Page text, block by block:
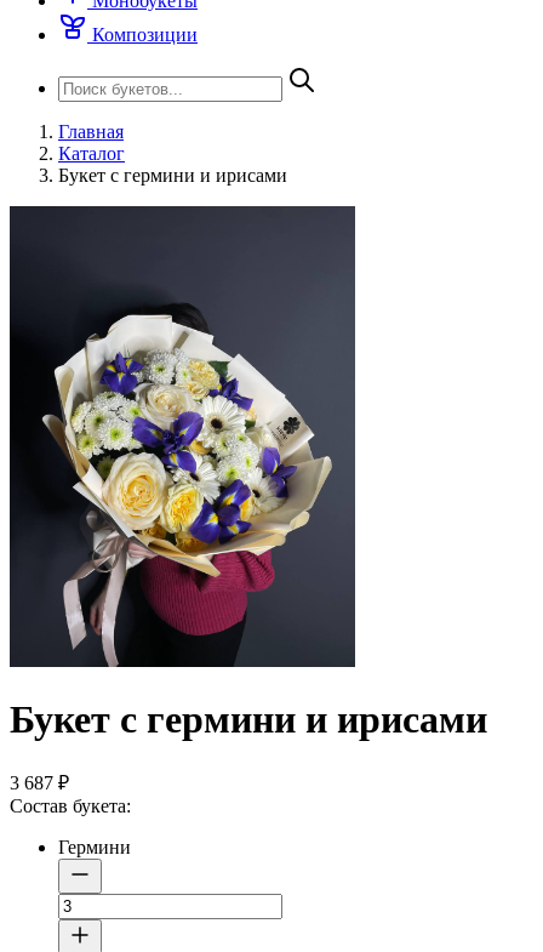
Композиции
Главная
Каталог
Букет с гермини и ирисами
Букет с гермини и ирисами
3 687 ₽
Состав букета:
Гермини